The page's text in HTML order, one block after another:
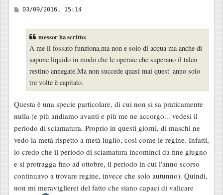
M
o
03/09/2016, 15:14
messor ha scritto:
A me il fossato funziona,ma non e solo di acqua ma anche di
sapone liquido in modo che le operaie che superano il talco
restino annegate.Ma non succede quasi mai quest' anno solo
tre volte è capitato.
Questa è una specie particolare, di cui non si sa praticamente
nulla (e più andiamo avanti e più me ne accorgo... vedesi il
periodo di sciamatura. Proprio in questi giorni, di maschi ne
vedo la metà rispetto a metà luglio, così come le regine. Infatti,
io credo che il periodo di sciamatura incominci da fine giugno
e si protragga fino ad ottobre, il periodo in cui l'anno scorso
continuavo a trovare regine, invece che solo autunno). Quindi,
non mi meraviglierei del fatto che siano capaci di valicare